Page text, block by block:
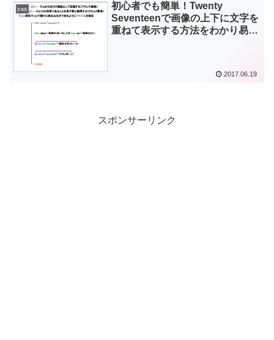
css
初心者でも簡単！Twenty
Seventeenで画像の上下に文字を
重ねて表示する方法をわかり易く
2017.06.19
スポンサーリンク